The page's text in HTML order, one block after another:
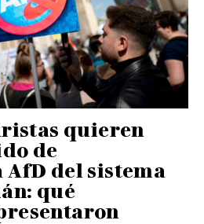
quieren
de
del sistema
qué